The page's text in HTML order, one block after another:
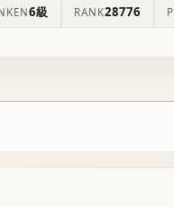
6級 RANK28776